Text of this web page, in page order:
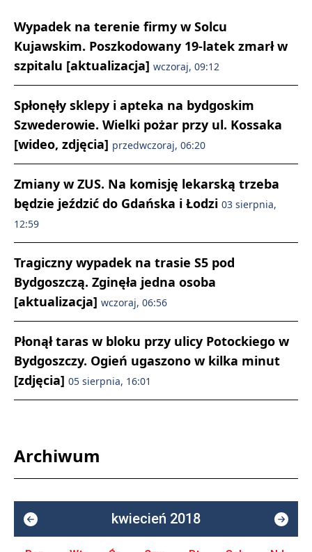
Wypadek na terenie firmy w Solcu
Kujawskim. Poszkodowany 19-latek zmarł w
szpitalu [aktualizacja] wczoraj, 09:12
Spłonęły sklepy i apteka na bydgoskim
Szwederowie. Wielki pożar przy ul. Kossaka
[wideo, zdjęcia] przedwczoraj, 06:20
Zmiany w ZUS. Na komisję lekarską trzeba
będzie jeździć do Gdańska i Łodzi 03 sierpnia,
12:59
Tragiczny wypadek na trasie S5 pod
Bydgoszczą. Zginęła jedna osoba
[aktualizacja] wczoraj, 06:56
Płonął taras w bloku przy ulicy Potockiego w
Bydgoszczy. Ogień ugaszono w kilka minut
[zdjęcia] 05 sierpnia, 16:01
Archiwum
kwiecień 2018